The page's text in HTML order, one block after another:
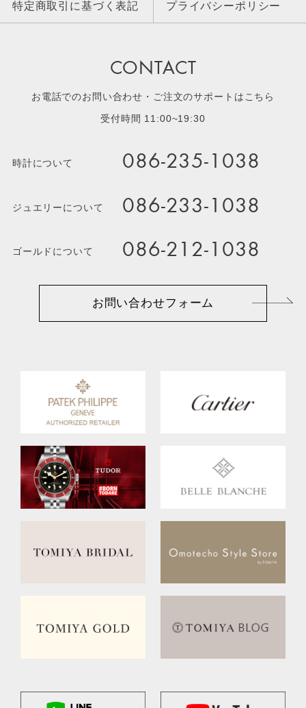
特定商取引に基づく表記 プライバシーポリシー
CONTACT
お電話でのお問い合わせ・ご注文のサポートはこちら
受付時間 11:00~19:30
時計について 086-235-1038
ジュエリーについて 086-233-1038
ゴールドについて 086-212-1038
お問い合わせフォーム